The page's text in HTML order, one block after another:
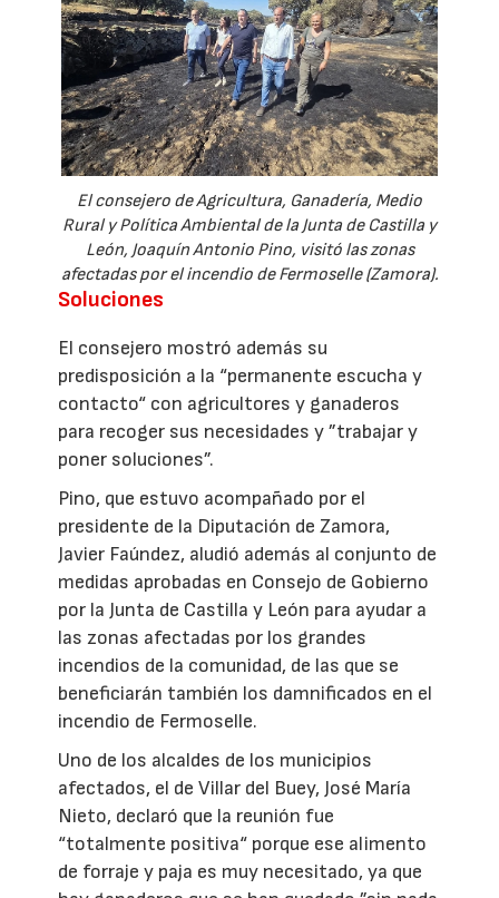
El consejero de Agricultura, Ganadería, Medio
Rural y Política Ambiental de la Junta de Castilla y
León, Joaquín Antonio Pino, visitó las zonas
afectadas por el incendio de Fermoselle (Zamora).
Soluciones
El consejero mostró además su
predisposición a la “permanente escucha y
contacto“ con agricultores y ganaderos
para recoger sus necesidades y ”trabajar y
poner soluciones”.
Pino, que estuvo acompañado por el
presidente de la Diputación de Zamora,
Javier Faúndez, aludió además al conjunto de
medidas aprobadas en Consejo de Gobierno
por la Junta de Castilla y León para ayudar a
las zonas afectadas por los grandes
incendios de la comunidad, de las que se
beneficiarán también los damnificados en el
incendio de Fermoselle.
Uno de los alcaldes de los municipios
afectados, el de Villar del Buey, José María
Nieto, declaró que la reunión fue
“totalmente positiva“ porque ese alimento
de forraje y paja es muy necesitado, ya que